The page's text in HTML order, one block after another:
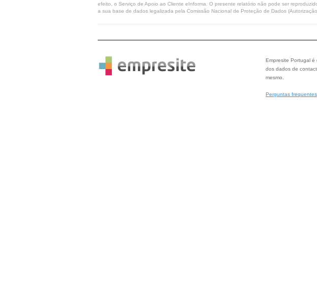
efeito, o Serviço de Apoio ao Cliente eInforma. O presente relatório não pode ser
a sua base de dados legalizada pela Comissão Nacional de Proteção de Dados
Empresite Portugal
dos dados de
mesmo.
Perguntas frequentes